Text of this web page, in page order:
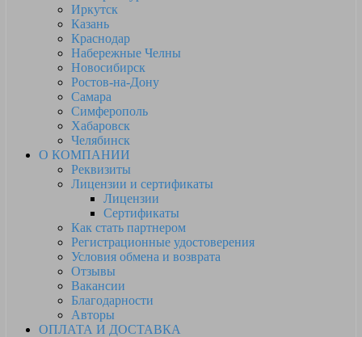
Иркутск
Казань
Краснодар
Набережные Челны
Новосибирск
Ростов-на-Дону
Самара
Симферополь
Хабаровск
Челябинск
О КОМПАНИИ
Реквизиты
Лицензии и сертификаты
Лицензии
Сертификаты
Как стать партнером
Регистрационные удостоверения
Условия обмена и возврата
Отзывы
Вакансии
Благодарности
Авторы
ОПЛАТА И ДОСТАВКА